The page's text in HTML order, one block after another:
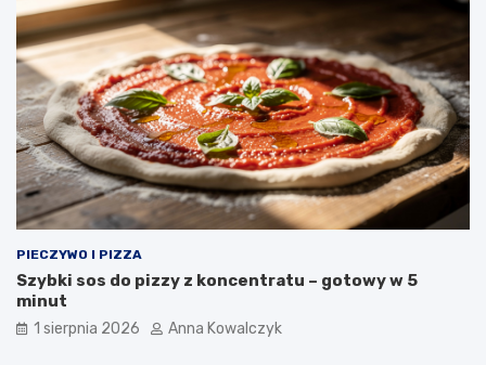
PIECZYWO I PIZZA
Szybki sos do pizzy z koncentratu – gotowy w 5
minut
1 sierpnia 2026 Anna Kowalczyk